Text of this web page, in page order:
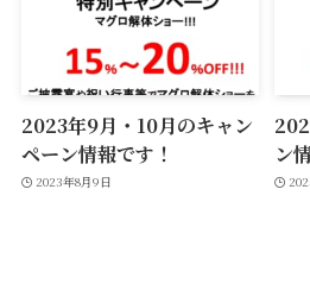
2023年9月・10月のキャン
ペーン情報です！
2023年8月9日
ン